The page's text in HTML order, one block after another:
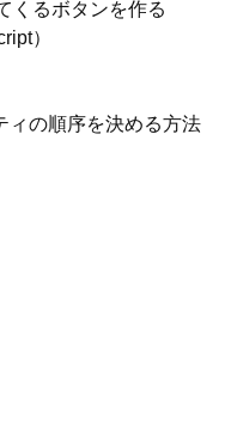
くるボタンを作る
）
ィの順序を決める方法